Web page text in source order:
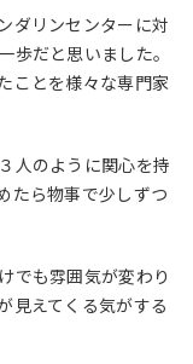
ダリンセンターに対
歩だと思いました。
ことを様々な専門家
人のように関心を持
たら物事で少しずつ
でも雰囲気が変わり
見えてくる気がする